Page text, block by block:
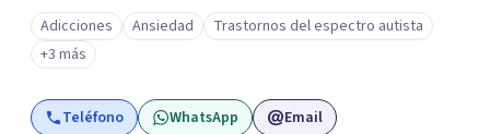
como online. Trabajo con distintas problemáticas como
depresión, ataques de pánico, adicciones, trastornos
alimentarios, trastornos del espectro autista (TEA) y
otras situaciones que generan malestar. Entiendo que
cada persona llega con una historia única, por eso el
Adicciones Ansiedad
Trastornos del espectro autista
+3 más
Teléfono WhatsApp Email